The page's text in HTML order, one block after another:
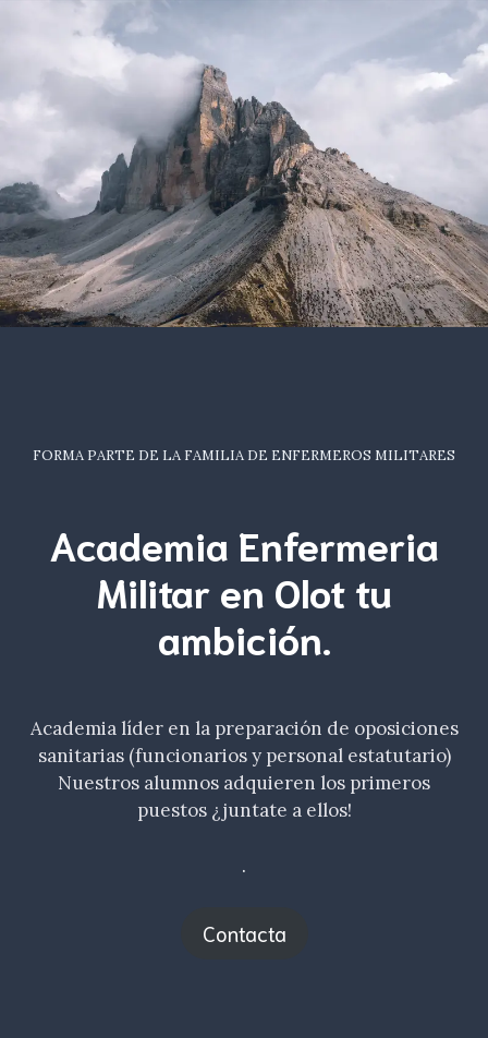
FORMA PARTE DE LA FAMILIA DE ENFERMEROS MILITARES
Academia Enfermeria
Militar en Olot tu
ambición.
Academia líder en la preparación de oposiciones
sanitarias (funcionarios y personal estatutario)
Nuestros alumnos adquieren los primeros
puestos ¿juntate a ellos!
.
Contacta